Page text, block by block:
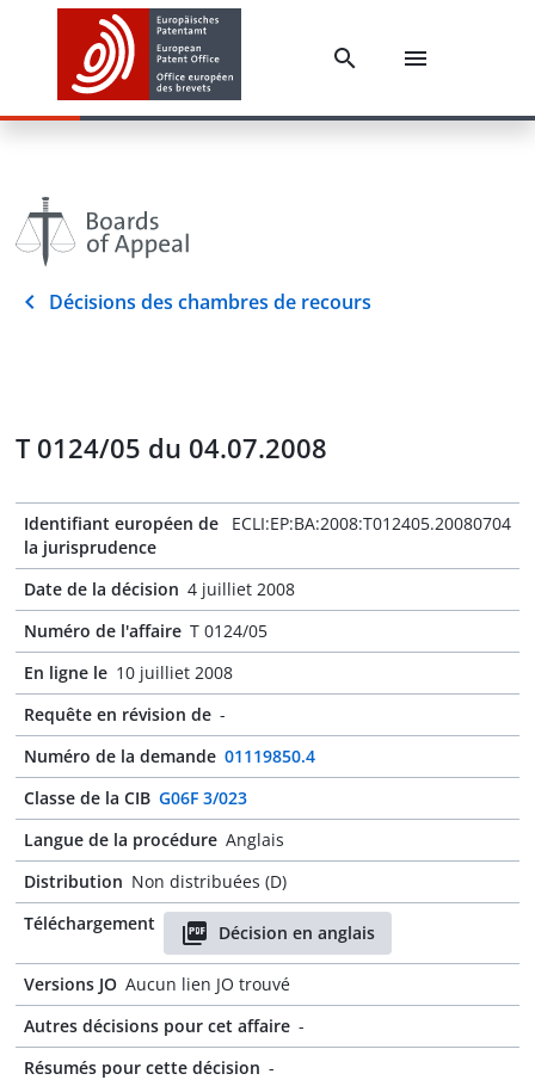
Décisions des chambres de recours
T 0124/05 du 04.07.2008
Identifiant européen de
la jurisprudence
ECLI:EP:BA:2008:T012405.20080704
Date de la décision 4 juilliet 2008
Numéro de l'affaire T 0124/05
En ligne le 10 juilliet 2008
Requête en révision de -
Numéro de la demande 01119850.4
Classe de la CIB G06F 3/023
Langue de la procédure Anglais
Distribution Non distribuées (D)
Téléchargement
Décision en anglais
Versions JO Aucun lien JO trouvé
Autres décisions pour cet affaire -
Résumés pour cette décision -